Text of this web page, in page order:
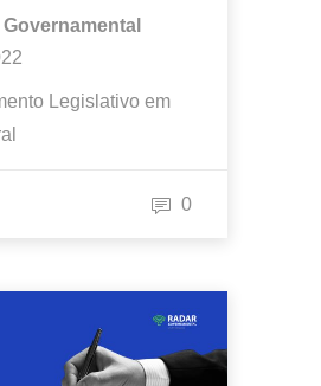
Governamental
Legislativo em
0